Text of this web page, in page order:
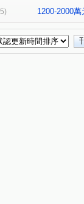
1200-2000萬